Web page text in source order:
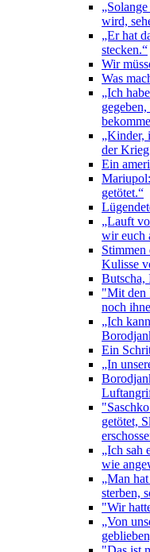
wird,
„Er hat
stecken.“
Wir
Was
„Ich
„Kinder,
der
Ein
getötet.“
„Lauft
wir euch
Stimmen
Kulisse
"Mit den
noch
„Ich
Ein
„In
getötet,
„Ich sah
wie
„Man
sterben,
"Wir
„Von